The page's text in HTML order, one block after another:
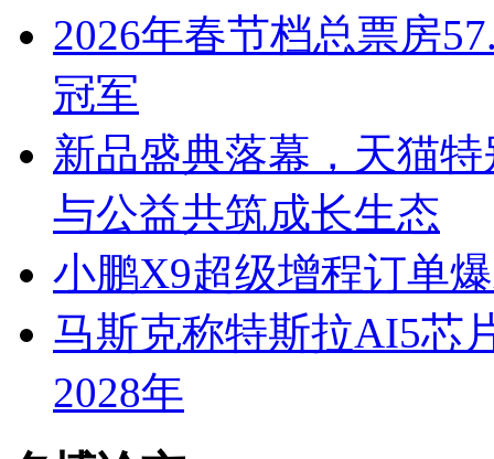
2026年春节档总票房
冠军
新品盛典落幕，天猫
与公益共筑成长生态
小鹏X9超级增程订单
马斯克称特斯拉AI5芯
2028年